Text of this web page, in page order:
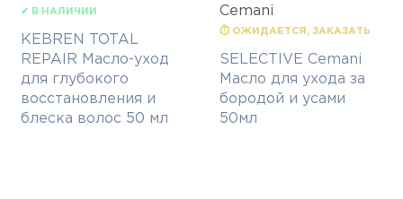
✔ В НАЛИЧИИ
KEBREN TOTAL
REPAIR Масло-уход
для глубокого
восстановления и
блеска волос 50 мл
Cemani
⏱ ОЖИДАЕТСЯ, ЗАКАЗАТЬ
SELECTIVE Cemani
Масло для ухода за
бородой и усами
50мл